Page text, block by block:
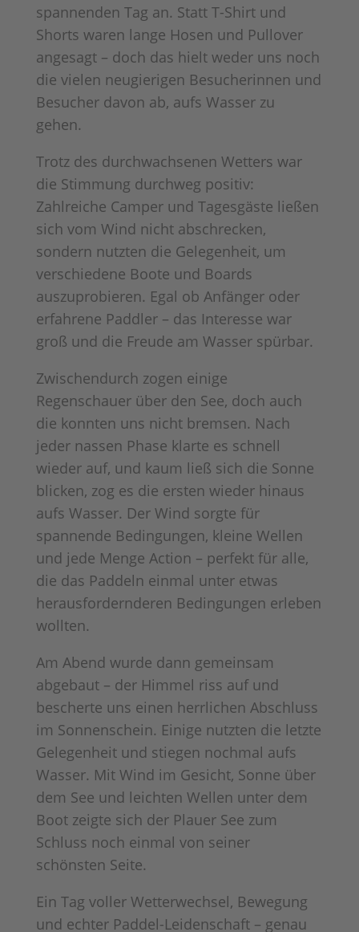
spannenden Tag an. Statt T-Shirt und
Shorts waren lange Hosen und Pullover
angesagt – doch das hielt weder uns noch
die vielen neugierigen Besucherinnen und
Besucher davon ab, aufs Wasser zu
gehen.
Trotz des durchwachsenen Wetters war
die Stimmung durchweg positiv:
Zahlreiche Camper und Tagesgäste ließen
sich vom Wind nicht abschrecken,
sondern nutzten die Gelegenheit, um
verschiedene Boote und Boards
auszuprobieren. Egal ob Anfänger oder
erfahrene Paddler – das Interesse war
groß und die Freude am Wasser spürbar.
Zwischendurch zogen einige
Regenschauer über den See, doch auch
die konnten uns nicht bremsen. Nach
jeder nassen Phase klarte es schnell
wieder auf, und kaum ließ sich die Sonne
blicken, zog es die ersten wieder hinaus
aufs Wasser. Der Wind sorgte für
spannende Bedingungen, kleine Wellen
und jede Menge Action – perfekt für alle,
die das Paddeln einmal unter etwas
herausfordernderen Bedingungen erleben
wollten.
Am Abend wurde dann gemeinsam
abgebaut – der Himmel riss auf und
bescherte uns einen herrlichen Abschluss
im Sonnenschein. Einige nutzten die letzte
Gelegenheit und stiegen nochmal aufs
Wasser. Mit Wind im Gesicht, Sonne über
dem See und leichten Wellen unter dem
Boot zeigte sich der Plauer See zum
Schluss noch einmal von seiner
schönsten Seite.
Ein Tag voller Wetterwechsel, Bewegung
und echter Paddel-Leidenschaft – genau